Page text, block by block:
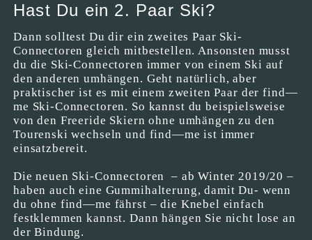
Hast Du ein 2. Paar Ski?
Dann solltest Du dir ein zweites Paar Ski-
Connectoren gleich mitbestellen. Ansonsten musst
du die Ski-Connectoren immer von einem Ski auf
den anderen umhängen. Geht natürlich, aber
praktischer ist es mit einem zweiten Paar der find—
me Ski-Connectoren. So kannst du beispielsweise
von den Freeride Skiern ohne umhängen zu den
Tourenski wechseln und find—me ist immer
einsatzbereit.
Die neuen Ski-Connectoren – ab Winter 2019/20 –
haben auch eine Gummihalterung, damit Du- wenn
du ohne find—me fährst – die Knebel einfach
festklemmen kannst. Dann hängen Sie nicht lose an
der Bindung.